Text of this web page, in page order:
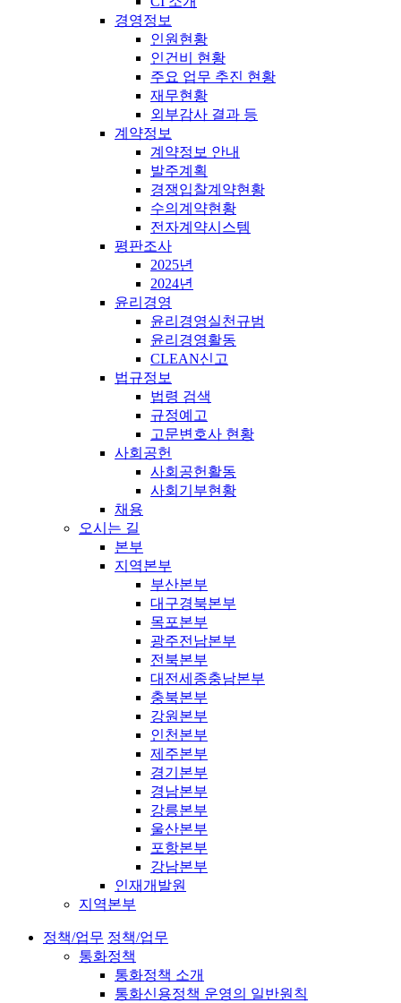
경영정보
인원현황
인건비 현황
주요 업무 추진 현황
재무현황
외부감사 결과 등
계약정보
계약정보 안내
발주계획
경쟁입찰계약현황
수의계약현황
전자계약시스템
평판조사
2025년
2024년
윤리경영
윤리경영실천규범
윤리경영활동
CLEAN신고
법규정보
법령 검색
규정예고
고문변호사 현황
사회공헌
사회공헌활동
사회기부현황
채용
오시는 길
본부
지역본부
부산본부
대구경북본부
목포본부
광주전남본부
전북본부
대전세종충남본부
충북본부
강원본부
인천본부
제주본부
경기본부
경남본부
강릉본부
울산본부
포항본부
강남본부
인재개발원
지역본부
정책/업무 정책/업무
통화정책
통화정책 소개
통화신용정책 운영의 일반원칙